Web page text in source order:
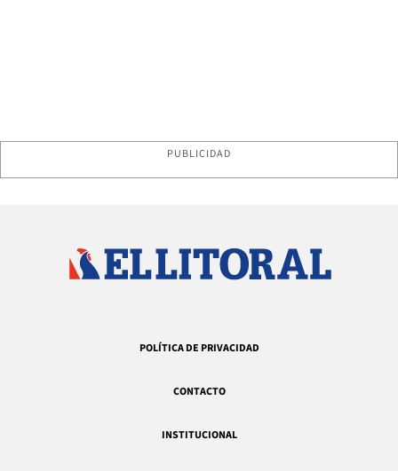
PUBLICIDAD
POLÍTICA DE PRIVACIDAD
CONTACTO
INSTITUCIONAL